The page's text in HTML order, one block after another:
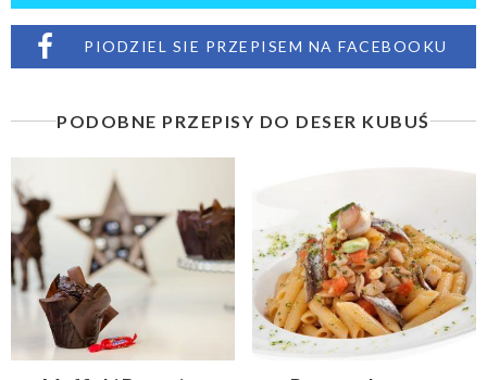
PIODZIEL SIE PRZEPISEM NA FACEBOOKU
PODOBNE PRZEPISY DO DESER KUBUŚ